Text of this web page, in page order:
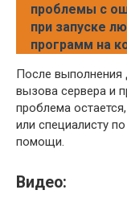
проблемы с
при запуске
программ на
После выполнения
вызова сервера и
проблема
или специалисту
помощи.
Видео: